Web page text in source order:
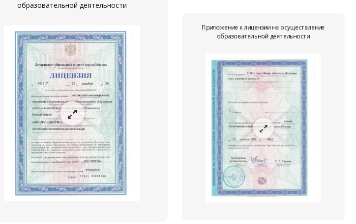
образовательной деятельности
Приложение к лицензии на осуществление
образовательной деятельности